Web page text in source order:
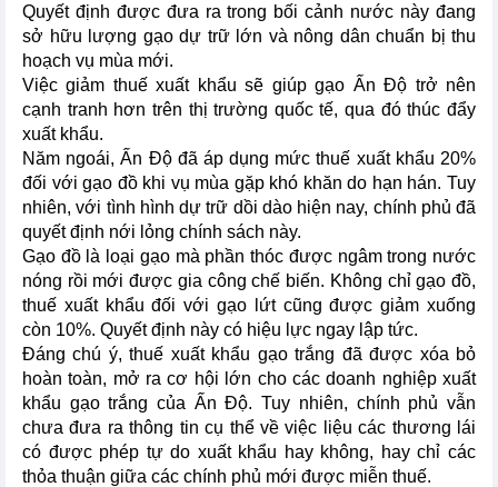
Quyết định được đưa ra trong bối cảnh nước này đang
sở hữu lượng gạo dự trữ lớn và nông dân chuẩn bị thu
hoạch vụ mùa mới.
Việc giảm thuế xuất khẩu sẽ giúp gạo Ấn Độ trở nên
cạnh tranh hơn trên thị trường quốc tế, qua đó thúc đẩy
xuất khẩu.
Năm ngoái, Ấn Độ đã áp dụng mức thuế xuất khẩu 20%
đối với gạo đồ khi vụ mùa gặp khó khăn do hạn hán. Tuy
nhiên, với tình hình dự trữ dồi dào hiện nay, chính phủ đã
quyết định nới lỏng chính sách này.
Gạo đồ là loại gạo mà phần thóc được ngâm trong nước
nóng rồi mới được gia công chế biến. Không chỉ gạo đồ,
thuế xuất khẩu đối với gạo lứt cũng được giảm xuống
còn 10%. Quyết định này có hiệu lực ngay lập tức.
Đáng chú ý, thuế xuất khẩu gạo trắng đã được xóa bỏ
hoàn toàn, mở ra cơ hội lớn cho các doanh nghiệp xuất
khẩu gạo trắng của Ấn Độ. Tuy nhiên, chính phủ vẫn
chưa đưa ra thông tin cụ thể về việc liệu các thương lái
có được phép tự do xuất khẩu hay không, hay chỉ các
thỏa thuận giữa các chính phủ mới được miễn thuế.